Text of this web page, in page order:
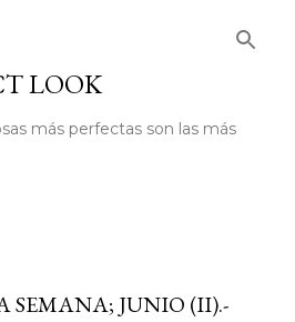
LOOK
más perfectas son las más
SEMANA; JUNIO (II).-